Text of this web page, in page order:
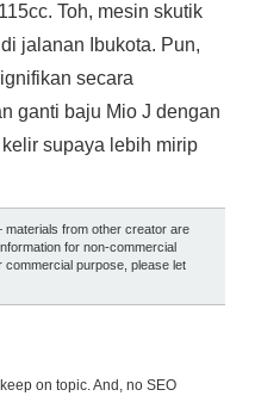
Toh, mesin skutik
jalanan Ibukota. Pun,
secara
ganti baju Mio J dengan
supaya lebih mirip
from other creator are
for non-commercial
purpose, please let
on topic. And, no SEO